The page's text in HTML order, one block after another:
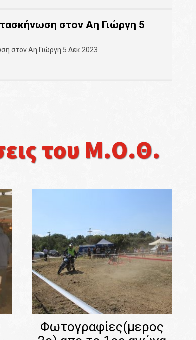
στον Αη Γιώργη 5
στον Αη Γιώργη 5 Δεκ 2023
του Μ.Ο.Θ.
Φωτογραφίες(μερος